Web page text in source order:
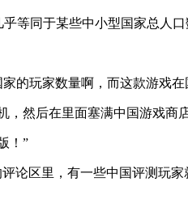
等同于某些中小型国家总人
的玩家数量啊，而这款游戏
，然后在里面塞满中国游戏
！”
论区里，有一些中国评测